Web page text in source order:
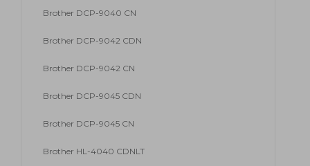
Brother DCP-9040 CN
Brother DCP-9042 CDN
Brother DCP-9042 CN
Brother DCP-9045 CDN
Brother DCP-9045 CN
Brother HL-4040 CDNLT